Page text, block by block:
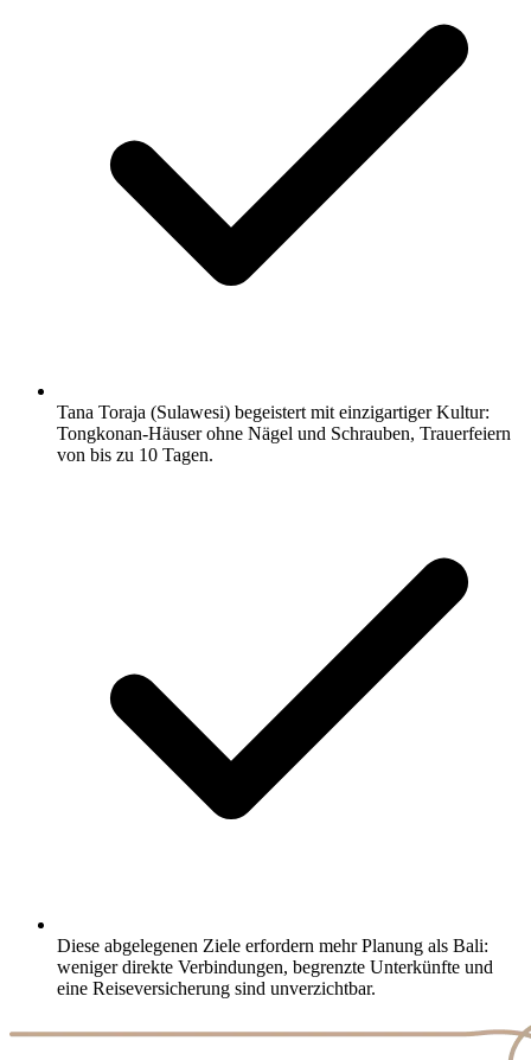
Tana Toraja (Sulawesi) begeistert mit einzigartiger Kultur:
Tongkonan-Häuser ohne Nägel und Schrauben, Trauerfeiern
von bis zu 10 Tagen.
Diese abgelegenen Ziele erfordern mehr Planung als Bali:
weniger direkte Verbindungen, begrenzte Unterkünfte und
eine Reiseversicherung sind unverzichtbar.